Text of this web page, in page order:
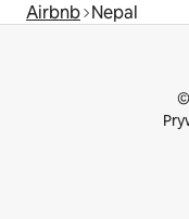
Airbnb Nepal
©